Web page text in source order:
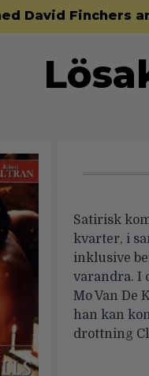
David Finchers
Satirisk
kvarter, i
inklusive
varandra. I
Mo Van De
han kan
drottning